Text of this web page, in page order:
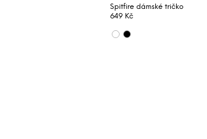
Spitfire dámské tričko
649 Kč